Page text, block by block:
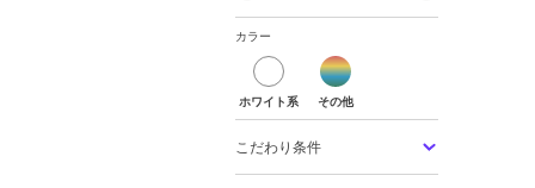
カラー
ホワイト系 その他
こだわり条件